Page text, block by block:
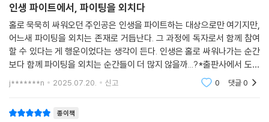
려야만 견딜 수 있었던 슬픈 시간이 있었다는 것을.
”내 눈은 늘 이렇게 엄마를 찾는다.
나를 한 번만이라도 봐 줬으면 좋았을 텐데.“
새로운 환경과 사람들 사이에서 다양한 사건을 겪으면서도 하람의 시선 끝
하면서도, 짝사랑은 이제 지쳤으니 그만두자고 매번 마음먹고도, 자꾸만
인생 파이트에서, 파이팅을 외치다
홀로 묵묵히 싸워오던 주인공은 인생을 파이트하는 대상으로만 여기지만,
어느새 파이팅을 외치는 존재로 거듭난다. 그 과정에 독자로서 함께 참여
할 수 있다는 게 행운이었다는 생각이 든다. 인생은 홀로 싸워나가는 순간
보다 함께 파이팅을 외치는 순간들이 더 많지 않을까...?*출판사에서 도서
j*******n 2025.07.20. 신고 0 댓글0
종이책